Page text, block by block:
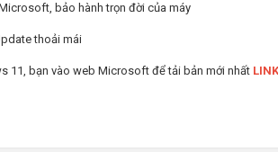
bảo hành trọn đời của máy
thoải mái
11, bạn vào web Microsoft để tải bản mới nhất LINK